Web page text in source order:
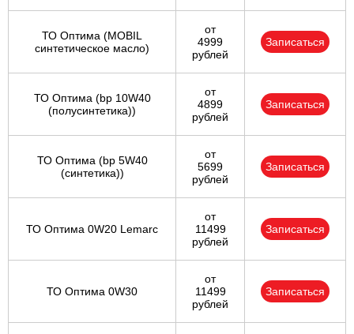
ТО Оптима (MOBIL
синтетическое масло)
от
4999
рублей
Записаться
ТО Оптима (bp 10W40
(полусинтетика))
от
4899
рублей
Записаться
ТО Оптима (bp 5W40
(синтетика))
от
5699
рублей
Записаться
ТО Оптима 0W20 Lemarc
от
11499
рублей
Записаться
ТО Оптима 0W30
от
11499
рублей
Записаться